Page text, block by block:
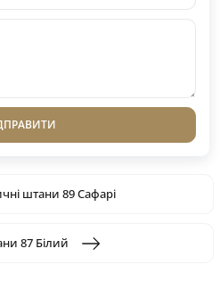
штани 89 Сафарі
87 Білий